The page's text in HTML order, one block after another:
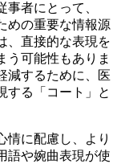
者にとって、
めの重要な情報源
、直接的な表現を
う可能性もありま
減するために、医
する「コート」と
情に配慮し、より
語や婉曲表現が使